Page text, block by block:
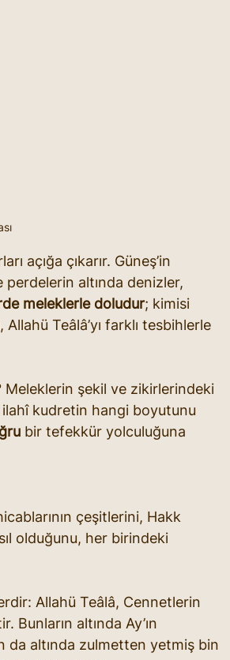
açığa çıkarır. Güneş’in
perdelerin altında denizler,
meleklerle doludur; kimisi
Teâlâ’yı farklı tesbihlerle
şekil ve zikirlerindeki
kudretin hangi boyutunu
bir tefekkür yolculuğuna
çeşitlerini, Hakk
olduğunu, her birindeki
Allahü Teâlâ, Cennetlerin
Bunların altında Ay’ın
da altında zulmetten yetmiş bin